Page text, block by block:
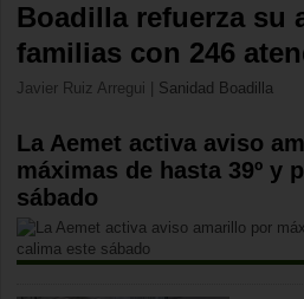
Boadilla refuerza su
familias con 246
Javier Ruiz Arregui Sanidad Boadilla
La Aemet activa aviso
máximas de hasta 39º y
sábado